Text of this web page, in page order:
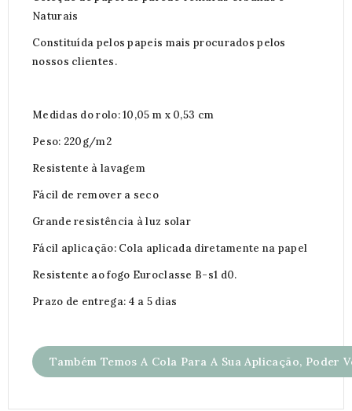
Naturais
Constituída pelos papeis mais procurados pelos
nossos clientes.
Medidas do rolo: 10,05 m x 0,53 cm
Peso: 220g/m2
Resistente à lavagem
Fácil de remover a seco
Grande resistência à luz solar
Fácil aplicação: Cola aplicada diretamente na papel
Resistente ao fogo Euroclasse B-s1 d0.
Prazo de entrega: 4 a 5 dias
Também Temos A Cola Para A Sua Aplicação, Poder